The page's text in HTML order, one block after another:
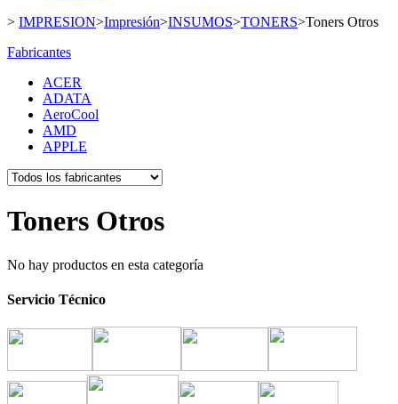
> IMPRESION>Impresión>INSUMOS>TONERS>Toners Otros
Fabricantes
ACER
ADATA
AeroCool
AMD
APPLE
Toners Otros
No hay productos en esta categoría
Servicio Técnico